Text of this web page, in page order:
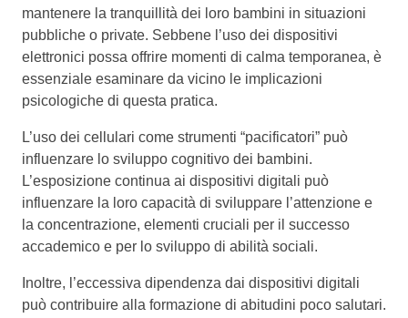
mantenere la tranquillità dei loro bambini in situazioni
pubbliche o private. Sebbene l’uso dei dispositivi
elettronici possa offrire momenti di calma temporanea, è
essenziale esaminare da vicino le implicazioni
psicologiche di questa pratica.
L’uso dei cellulari come strumenti “pacificatori” può
influenzare lo sviluppo cognitivo dei bambini.
L’esposizione continua ai dispositivi digitali può
influenzare la loro capacità di sviluppare l’attenzione e
la concentrazione, elementi cruciali per il successo
accademico e per lo sviluppo di abilità sociali.
Inoltre, l’eccessiva dipendenza dai dispositivi digitali
può contribuire alla formazione di abitudini poco salutari.